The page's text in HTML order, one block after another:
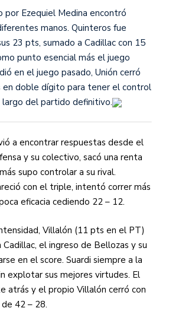
por Ezequiel Medina encontró
manos. Quinteros fue
23 pts, sumado a Cadillac con 15
punto esencial más el juego
en el juego pasado, Unión cerró
en doble dígito para tener el control
largo del partido definitivo.
a encontrar respuestas desde el
y su colectivo, sacó una renta
supo controlar a su rival.
con el triple, intentó correr más
eficacia cediendo 22 – 12.
Villalón (11 pts en el PT)
el ingreso de Bellozas y su
en el score. Suardi siempre a la
explotar sus mejores virtudes. El
atrás y el propio Villalón cerró con
42 – 28.